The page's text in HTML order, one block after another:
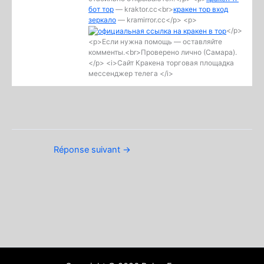
бот тор — kraktor.cc<br>кракен тор вход
зеркало — kramirror.cc</p> <p>
</p>
<p>Если нужна помощь — оставляйте
комменты.<br>Проверено лично (Самара).
</p> <i>Сайт Кракена торговая площадка
мессенджер телега </i>
Réponse suivant →